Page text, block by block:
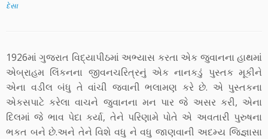
દેસા
1926માં ગુજરાત વિદ્યાપીઠમાં અભ્યાસ કરતા એક જુવાનના હાથમાં
એબ્રાહમ લિંકનના જીવનચરિત્રનું એક નાનકડું પુસ્તક મૂકીને
એના વડીલ બંધુ તે વાંચી જવાની ભલામણ કરે છે. એ પુસ્તકના
એકસપાટે કરેલા વાચને જુવાનના મન પાર જે અસર કરી, એના
દિલમાં જે ભાવ પેદા કર્યા, તેને પરિણામે પોતે એ અવતારી પુરુષના
ભકત બને છે.અને તેને વિશે વધુ ને વધુ જાણવાની અદમ્ય જિજ્ઞાસા